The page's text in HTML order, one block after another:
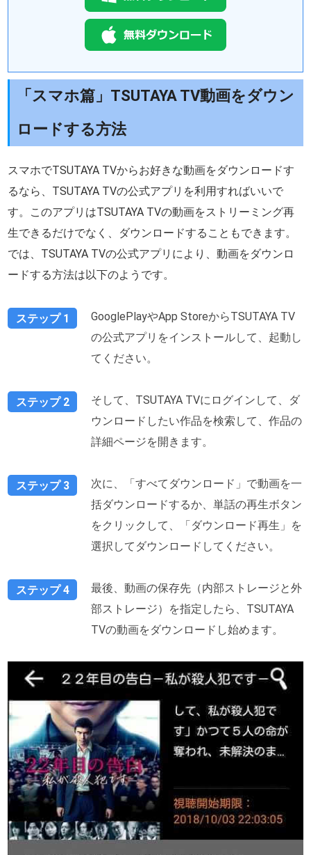
「スマホ篇」TSUTAYA TV動画をダウン
ロードする方法
スマホでTSUTAYA TVからお好きな動画をダウンロードす
るなら、TSUTAYA TVの公式アプリを利用すればいいで
す。このアプリはTSUTAYA TVの動画をストリーミング再
生できるだけでなく、ダウンロードすることもできます。
では、TSUTAYA TVの公式アプリにより、動画をダウンロ
ードする方法は以下のようです。
ステップ 1
GooglePlayやApp StoreからTSUTAYA TV
の公式アプリをインストールして、起動し
てください。
ステップ 2
そして、TSUTAYA TVにログインして、ダ
ウンロードしたい作品を検索して、作品の
詳細ページを開きます。
ステップ 3
次に、「すべてダウンロード」で動画を一
括ダウンロードするか、単話の再生ボタン
をクリックして、「ダウンロード再生」を
選択してダウンロードしてください。
ステップ 4
最後、動画の保存先（内部ストレージと外
部ストレージ）を指定したら、TSUTAYA
TVの動画をダウンロードし始めます。